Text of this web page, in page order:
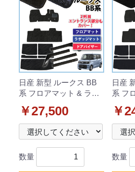
日産 新型 ルークス BB
系 フロアマット & ラゲ
ザーセット 織柄シリー
ズ 社外新品
￥27,500
数量
日産
系 フ
ザーセット
社外
￥
数量